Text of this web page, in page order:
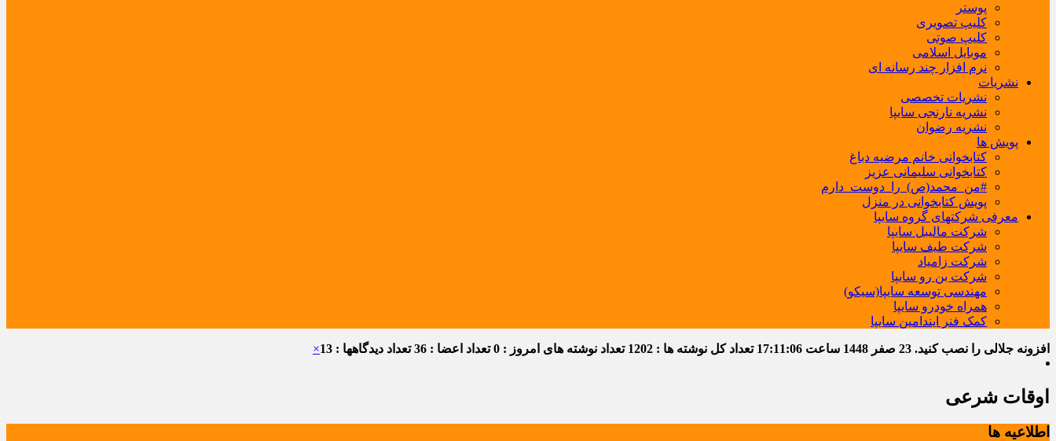
پوستر
کلیپ تصویری
کلیپ صوتی
موبایل اسلامی
نرم افزار چند رسانه ای
نشریات
نشریات تخصصی
نشریه نارنجی سایپا
نشریه رضوان
پویش ها
کتابخوانی خانم مرضیه دباغ
کتابخوانی سلیمانی عزیز
#من_محمد(ص)_را_دوست_دارم
پویش کتابخوانی در منزل
معرفی شرکتهای گروه سایپا
شرکت مالیبل سایپا
شرکت طیف سایپا
شرکت زامیاد
شرکت بن رو سایپا
مهندسی توسعه سایپا(سیکو)
همراه خودرو سایپا
کمک فنر ایندامین سایپا
افزونه جلالی را نصب کنید. 23 صفر 1448 ساعت 17:11:07 تعداد کل نوشته ها : 1202 تعداد نوشته های امروز : 0 تعداد اعضا : 36 تعداد دیدگاهها : 13 ×
اوقات شرعی
اطلاعیه ها